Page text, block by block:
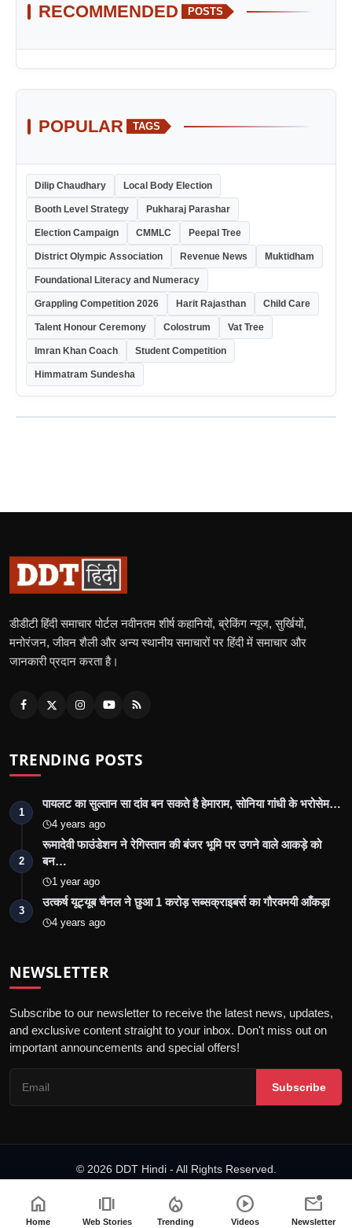
RECOMMENDED POSTS
POPULAR TAGS
Dilip Chaudhary Local Body Election
Booth Level Strategy Pukharaj Parashar
Election Campaign CMMLC Peepal Tree
District Olympic Association Revenue News Muktidham
Foundational Literacy and Numeracy
Grappling Competition 2026 Harit Rajasthan Child Care
Talent Honour Ceremony Colostrum Vat Tree
Imran Khan Coach Student Competition
Himmatram Sundesha
डीडीटी हिंदी समाचार पोर्टल नवीनतम शीर्ष कहानियों, ब्रेकिंग न्यूज, सुर्खियों,
मनोरंजन, जीवन शैली और अन्य स्थानीय समाचारों पर हिंदी में समाचार और
जानकारी प्रदान करता है।
TRENDING POSTS
1
पायलट का सुल्तान सा दांव बन सकते है हेमाराम, सोनिया गांधी के भरोसेम…
4 years ago
2
रूमादेवी फाउंडेशन ने रेगिस्तान की बंजर भूमि पर उगने वाले आकड़े को
बन…
1 year ago
3
उत्कर्ष यूट्यूब चैनल ने छुआ 1 करोड़ सब्सक्राइबर्स का गौरवमयी आँकड़ा
4 years ago
NEWSLETTER
Subscribe to our newsletter to receive the latest news, updates,
and exclusive content straight to your inbox. Don't miss out on
important announcements and special offers!
Subscribe
© 2026 DDT Hindi - All Rights Reserved.
कानूनी जानकारीसंपादकीय टीम
home
Home
amp_stories
Web Stories
local_fire_department
Trending
play_circle
Videos
mark_email_unread
Newsletter